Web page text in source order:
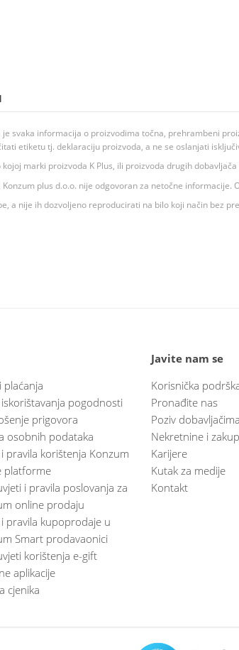
svaka informacija o proizvodima točna, prehrambeni
etiketu tj. deklaraciju proizvoda, a ne se oslanjati
marki proizvoda K Plus, ili proizvoda drugih
plus d.o.o. nije odgovoran za netočne informacije.
a nije ih dozvoljeno reproducirati na bilo koji način bez
plaćanja
pogodnosti
prigovora
osobnih podataka
pravila korištenja Konzum
platforme
i pravila poslovanja za
online prodaju
pravila kupoprodaje u
Smart prodavaonici
korištenja e-gift
aplikacije
cjenika
Javite nam se
Korisnička
Pronađite nas
Poziv dobavljačima
Nekretnine i
Karijere
Kutak za medije
Kontakt